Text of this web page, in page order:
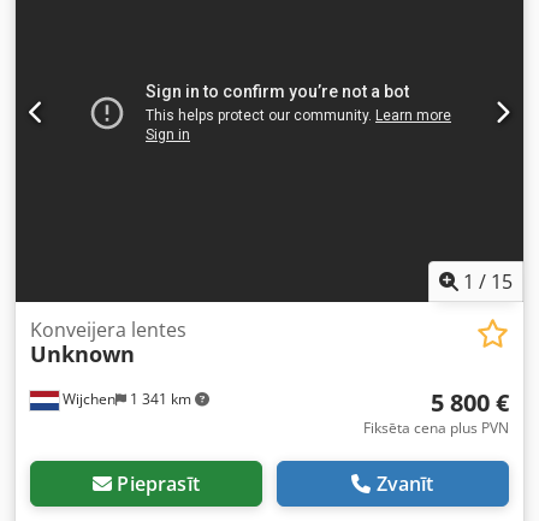
1 / 15
Wijchen 1 341 km
Konveijera lentes
Unknown
5 800 €
Fiksēta cena plus PVN
Pieprasīt Zvanīt